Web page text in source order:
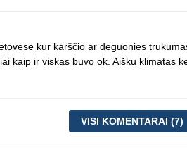
kur karščio ar deguonies
kaip ir viskas buvo ok. Aišku klimatas
VISI KOMENTARAI (7)